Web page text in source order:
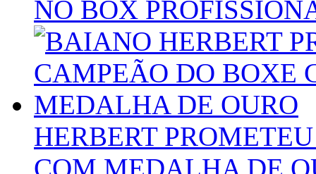
NO BOX
HERBERT
COM MEDALHA DE